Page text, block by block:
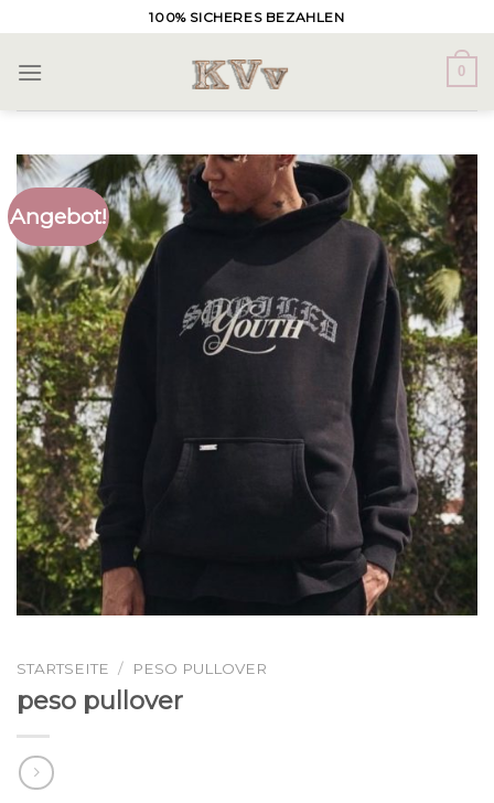
to
content
100% SICHERES BEZAHLEN
0
Angebot!
STARTSEITE / PESO PULLOVER
peso pullover